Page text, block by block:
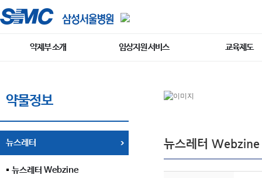
약제부 소개 임상지원 서비스 교육제도
약물정보
뉴스레터
뉴스레터 Webzine
뉴스레터 Webzine